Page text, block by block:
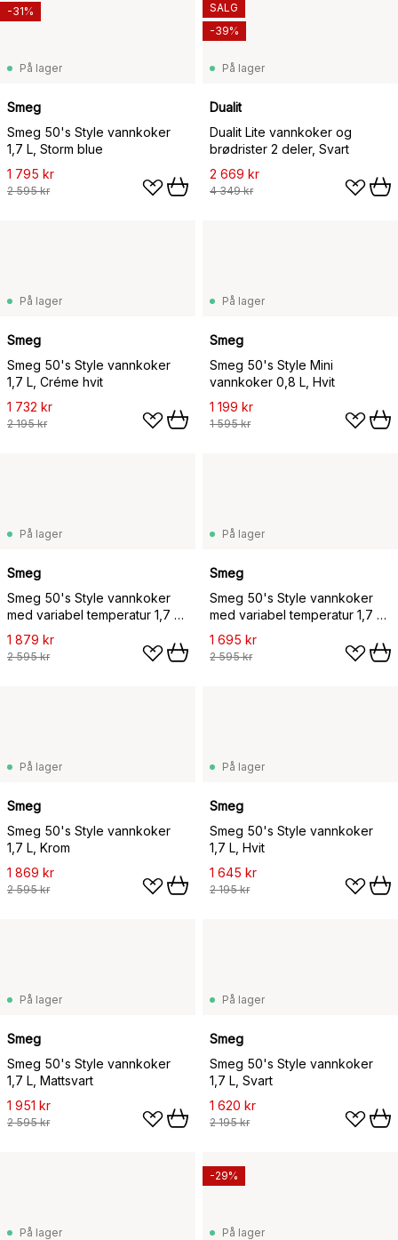
På lager
Smeg
Smeg 50's Style vannkoker
1,7 L, Storm blue
1 795 kr
2 595 kr
-31%
På lager
Dualit
Dualit Lite vannkoker og
brødrister 2 deler, Svart
2 669 kr
4 349 kr
SALG
-39%
På lager
Smeg
Smeg 50's Style vannkoker
1,7 L, Créme hvit
1 732 kr
2 195 kr
På lager
Smeg
Smeg 50's Style Mini
vannkoker 0,8 L, Hvit
1 199 kr
1 595 kr
På lager
Smeg
Smeg 50's Style vannkoker
med variabel temperatur 1,7 L,
Créme hvit
1 879 kr
2 595 kr
På lager
Smeg
Smeg 50's Style vannkoker
med variabel temperatur 1,7 L,
Hvit
1 695 kr
2 595 kr
På lager
Smeg
Smeg 50's Style vannkoker
1,7 L, Krom
1 869 kr
2 595 kr
På lager
Smeg
Smeg 50's Style vannkoker
1,7 L, Hvit
1 645 kr
2 195 kr
På lager
Smeg
Smeg 50's Style vannkoker
1,7 L, Mattsvart
1 951 kr
2 595 kr
På lager
Smeg
Smeg 50's Style vannkoker
1,7 L, Svart
1 620 kr
2 195 kr
På lager På lager
-29%